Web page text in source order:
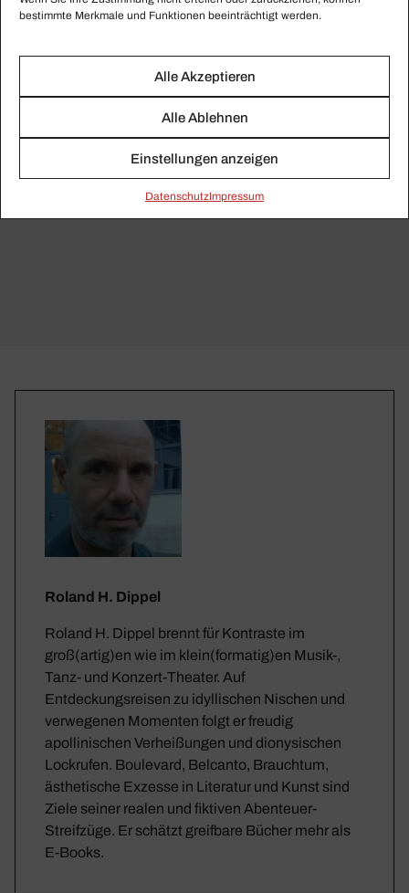
bestimmte Merkmale und Funktionen beeinträchtigt werden.
Alle Akzeptieren
Alle Ablehnen
Einstellungen anzeigen
Daten­schutzImpressum
Exklusiv für Abonnenten!
Roland H. Dippel
Roland H. Dippel brennt für Kontraste im
groß(artig)en wie im klein(formatig)en Musik-,
Tanz- und Konzert-Theater. Auf
Entdeckungsreisen zu idyllischen Nischen und
verwegenen Momenten folgt er freudig
apollinischen Verheißungen und dionysischen
Lockrufen. Boulevard, Belcanto, Brauchtum,
ästhetische Exzesse in Literatur und Kunst sind
Ziele seiner realen und fiktiven Abenteuer-
Streifzüge. Er schätzt greifbare Bücher mehr als
E-Books.